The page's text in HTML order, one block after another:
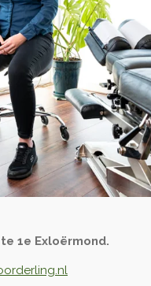
1e Exloërmond.